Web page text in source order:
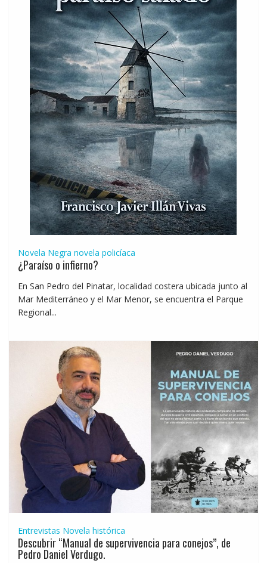
Novela Negra novela policíaca
¿Paraíso o infierno?
En San Pedro del Pinatar, localidad costera ubicada junto al
Mar Mediterráneo y el Mar Menor, se encuentra el Parque
Regional...
Entrevistas Novela histórica
Descubrir “Manual de supervivencia para conejos”, de
Pedro Daniel Verdugo.